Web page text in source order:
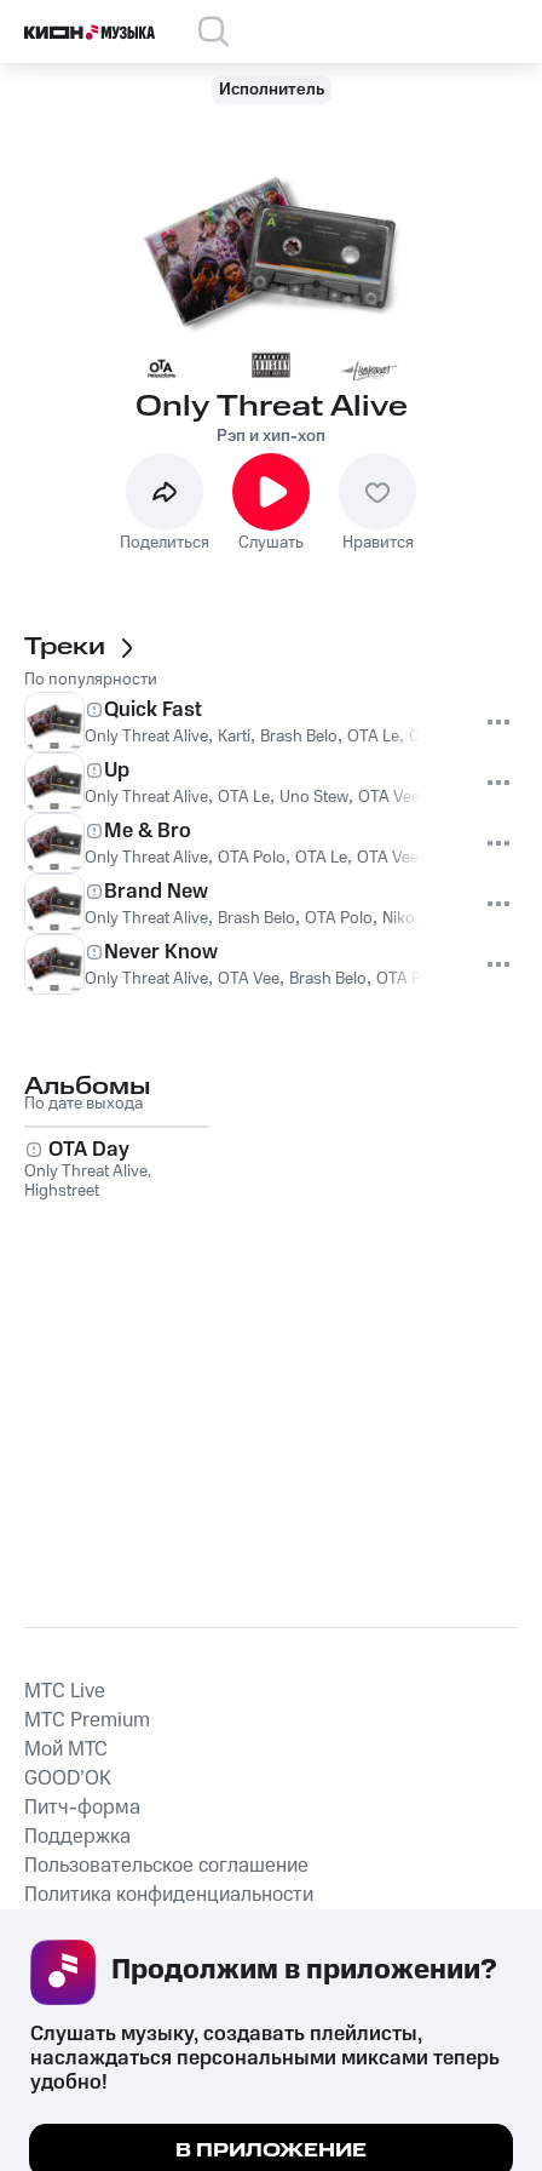
Исполнитель
Only Threat Alive
Рэп и хип-хоп
Поделиться Слушать Нравится
Треки
По популярности
Quick Fast
Only Threat Alive, Karti, Brash Belo, OTA Le, OTA Polo
Up
Only Threat Alive, OTA Le, Uno Stew, OTA Vee
Me & Bro
Only Threat Alive, OTA Polo, OTA Le, OTA Vee
Brand New
Only Threat Alive, Brash Belo, OTA Polo, Niko Juliano
Never Know
Only Threat Alive, OTA Vee, Brash Belo, OTA Polo
Альбомы
По дате выхода
OTA Day
Only Threat Alive,
Highstreet
СКАЧАТЬ ПРИЛОЖЕНИЕ
MTС Live
MTС Premium
Мой МТС
GOOD’OK
Питч-форма
Поддержка
Пользовательское соглашение
Политика конфиденциальности
психотропных веществ, их аналогов причиняет вред здоровью,
их незаконный оборот запрещён и влечёт установленную
Мы используем куки, чтобы на сайте все
Слушать музыку, создавать плейлисты,
наслаждаться персональными миксами теперь
удобно!
В ПРИЛОЖЕНИЕ